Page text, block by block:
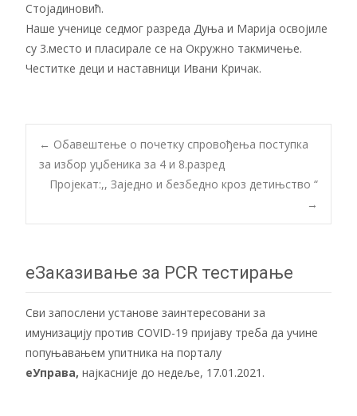
Стојадиновић.
Наше ученице седмог разреда Дуња и Маријa освојиле
су 3.место и пласирале се на Окружно такмичење.
Честитке деци и наставници Ивани Кричак.
Post
navigation
← Обавештење о почетку спровођења поступка
за избор уџбеника за 4 и 8.разред
Пројекат:,, Заједно и безбедно кроз детињство “
→
еЗаказивање за PCR тестирање
Сви запослени установе заинтересовани за
имунизацију против COVID-19 пријаву треба да учине
попуњавањем упитника на порталу
еУправа, најкасније до недеље, 17.01.2021.